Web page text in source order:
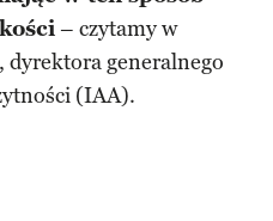
– czytamy w
dyrektora generalnego
(IAA).